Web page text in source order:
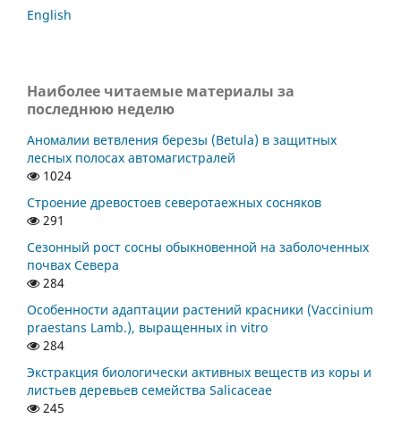
English
Наиболее читаемые материалы за
последнюю неделю
Аномалии ветвления березы (Betula) в защитных
лесных полосах автомагистралей
1024
Строение древостоев северотаежных сосняков
291
Сезонный рост сосны обыкновенной на заболоченных
почвах Севера
284
Особенности адаптации растений красники (Vaccinium
praestans Lamb.), выращенных in vitro
284
Экстракция биологически активных веществ из коры и
листьев деревьев семейства Salicaceae
245